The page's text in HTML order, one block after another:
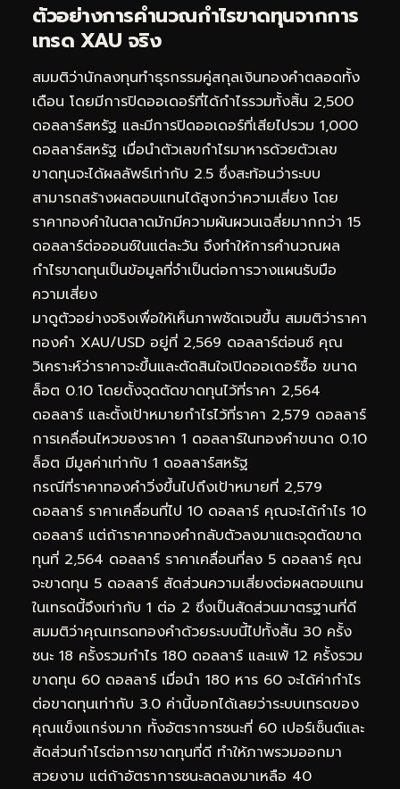
ตัวอย่างการคำนวณกำไรขาดทุนจากการ
เทรด XAU จริง
สมมติว่านักลงทุนทำธุรกรรมคู่สกุลเงินทองคำตลอดทั้ง
เดือน โดยมีการปิดออเดอร์ที่ได้กำไรรวมทั้งสิ้น 2,500
ดอลลาร์สหรัฐ และมีการปิดออเดอร์ที่เสียไปรวม 1,000
ดอลลาร์สหรัฐ เมื่อนำตัวเลขกำไรมาหารด้วยตัวเลข
ขาดทุนจะได้ผลลัพธ์เท่ากับ 2.5 ซึ่งสะท้อนว่าระบบ
สามารถสร้างผลตอบแทนได้สูงกว่าความเสี่ยง โดย
ราคาทองคำในตลาดมักมีความผันผวนเฉลี่ยมากกว่า 15
ดอลลาร์ต่อออนซ์ในแต่ละวัน จึงทำให้การคำนวณผล
กำไรขาดทุนเป็นข้อมูลที่จำเป็นต่อการวางแผนรับมือ
ความเสี่ยง
มาดูตัวอย่างจริงเพื่อให้เห็นภาพชัดเจนขึ้น สมมติว่าราคา
ทองคำ XAU/USD อยู่ที่ 2,569 ดอลลาร์ต่อนซ์ คุณ
วิเคราะห์ว่าราคาจะขึ้นและตัดสินใจเปิดออเดอร์ซื้อ ขนาด
ล็อต 0.10 โดยตั้งจุดตัดขาดทุนไว้ที่ราคา 2,564
ดอลลาร์ และตั้งเป้าหมายกำไรไว้ที่ราคา 2,579 ดอลลาร์
การเคลื่อนไหวของราคา 1 ดอลลาร์ในทองคำขนาด 0.10
ล็อต มีมูลค่าเท่ากับ 1 ดอลลาร์สหรัฐ
กรณีที่ราคาทองคำวิ่งขึ้นไปถึงเป้าหมายที่ 2,579
ดอลลาร์ ราคาเคลื่อนที่ไป 10 ดอลลาร์ คุณจะได้กำไร 10
ดอลลาร์ แต่ถ้าราคาทองคำกลับตัวลงมาแตะจุดตัดขาด
ทุนที่ 2,564 ดอลลาร์ ราคาเคลื่อนที่ลง 5 ดอลลาร์ คุณ
จะขาดทุน 5 ดอลลาร์ สัดส่วนความเสี่ยงต่อผลตอบแทน
ในเทรดนี้จึงเท่ากับ 1 ต่อ 2 ซึ่งเป็นสัดส่วนมาตรฐานที่ดี
สมมติว่าคุณเทรดทองคำด้วยระบบนี้ไปทั้งสิ้น 30 ครั้ง
ชนะ 18 ครั้งรวมกำไร 180 ดอลลาร์ และแพ้ 12 ครั้งรวม
ขาดทุน 60 ดอลลาร์ เมื่อนำ 180 หาร 60 จะได้ค่ากำไร
ต่อขาดทุนเท่ากับ 3.0 ค่านี้บอกได้เลยว่าระบบเทรดของ
คุณแข็งแกร่งมาก ทั้งอัตราการชนะที่ 60 เปอร์เซ็นต์และ
สัดส่วนกำไรต่อการขาดทุนที่ดี ทำให้ภาพรวมออกมา
สวยงาม แต่ถ้าอัตราการชนะลดลงมาเหลือ 40